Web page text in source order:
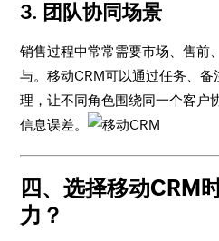
3. 团队协同场景
销售过程中常常需要市场、售前
与。移动CRM可以通过任务、
理，让不同角色围绕同一个客户
信息误差。
四、选择移动CRM
力？